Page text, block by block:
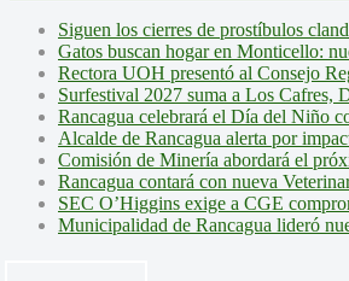
Siguen los cierres de prostíbulos
Gatos buscan hogar en Monticello:
Rectora UOH presentó al Consejo
Surfestival 2027 suma a Los Cafres,
Rancagua celebrará el Día del Niño
Alcalde de Rancagua alerta por
Comisión de Minería abordará el
Rancagua contará con nueva
SEC O’Higgins exige a CGE
Municipalidad de Rancagua lideró